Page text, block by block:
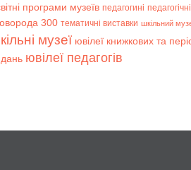
програми музеїв педагогині
300 тематичні виставки шкільний
музеї ювілеї книжкових та
ювілеї педагогів